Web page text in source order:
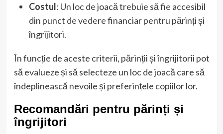
Costul: Un loc de joacă trebuie să fie accesibil
din punct de vedere financiar pentru părinți și
îngrijitori.
În funcție de aceste criterii, părinții și îngrijitorii pot
să evalueze și să selecteze un loc de joacă care să
îndeplinească nevoile și preferințele copiilor lor.
Recomandări pentru părinți și
îngrijitori